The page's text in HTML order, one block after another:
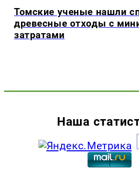
Томские ученые нашли
древесные отходы с
затратами
Наша